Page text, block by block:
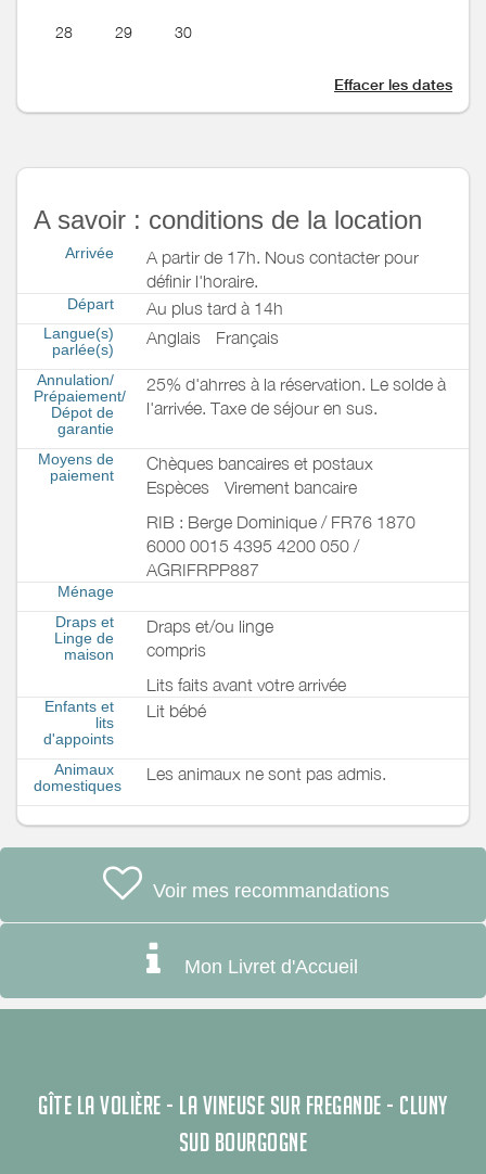
28 29 30
Effacer les dates
A savoir : conditions de la location
Arrivée
A partir de 17h. Nous contacter pour
définir l'horaire.
Départ Au plus tard à 14h
Langue(s)
parlée(s)
Anglais Français
Annulation/
Prépaiement/
Dépot de
garantie
25% d'ahrres à la réservation. Le solde à
l'arrivée. Taxe de séjour en sus.
Moyens de
paiement
Chèques bancaires et postaux
Espèces
Virement bancaire
RIB : Berge Dominique / FR76 1870
6000 0015 4395 4200 050 /
AGRIFRPP887
Ménage
Draps et
Linge de
maison
Draps et/ou linge
compris
Lits faits avant votre arrivée
Enfants et
lits
d'appoints
Lit bébé
Animaux
domestiques
Les animaux ne sont pas admis.
Voir mes recommandations
Mon Livret d'Accueil
GÎTE LA VOLIÈRE - LA VINEUSE SUR FREGANDE - CLUNY
SUD BOURGOGNE